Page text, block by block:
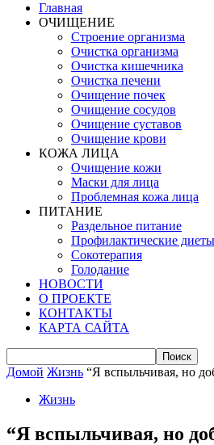
Главная
ОЧИЩЕНИЕ
Строение организма
Очистка организма
Очистка кишечника
Очистка печени
Очищение почек
Очищение сосудов
Очищение суставов
Очищение крови
КОЖА ЛИЦА
Очищение кожи
Маски для лица
Проблемная кожа лица
ПИТАНИЕ
Раздельное питание
Профилактические диеты
Сокотерапия
Голодание
НОВОСТИ
О ПРОЕКТЕ
КОНТАКТЫ
КАРТА САЙТА
Домой Жизнь “Я вспыльчивая, но
Жизнь
“Я вспыльчивая, но